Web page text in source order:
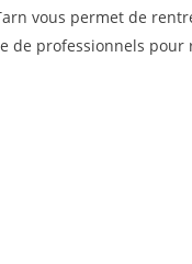
vous permet de
de professionnels